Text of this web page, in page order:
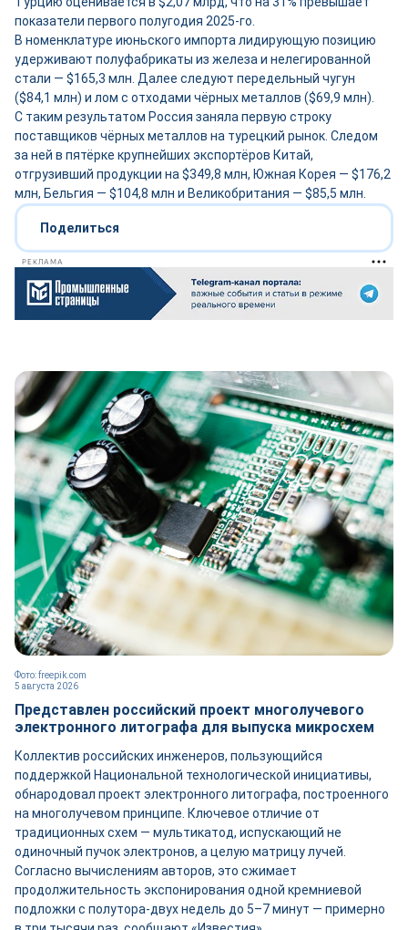
показатели первого полугодия 2025-го.
В номенклатуре июньского импорта лидирующую позицию
удерживают полуфабрикаты из железа и нелегированной
стали — $165,3 млн. Далее следуют передельный чугун
($84,1 млн) и лом с отходами чёрных металлов ($69,9 млн).
С таким результатом Россия заняла первую строку
поставщиков чёрных металлов на турецкий рынок. Следом
за ней в пятёрке крупнейших экспортёров Китай,
отгрузивший продукции на $349,8 млн, Южная Корея — $176,2
млн, Бельгия — $104,8 млн и Великобритания — $85,5 млн.
Поделиться
РЕКЛАМА
5 августа 2026
Фото: freepik.com
Представлен российский проект многолучевого
электронного литографа для выпуска микросхем
Коллектив российских инженеров, пользующийся
поддержкой Национальной технологической инициативы,
обнародовал проект электронного литографа, построенного
на многолучевом принципе. Ключевое отличие от
традиционных схем — мультикатод, испускающий не
одиночный пучок электронов, а целую матрицу лучей.
Согласно вычислениям авторов, это сжимает
продолжительность экспонирования одной кремниевой
подложки с полутора-двух недель до 5–7 минут — примерно